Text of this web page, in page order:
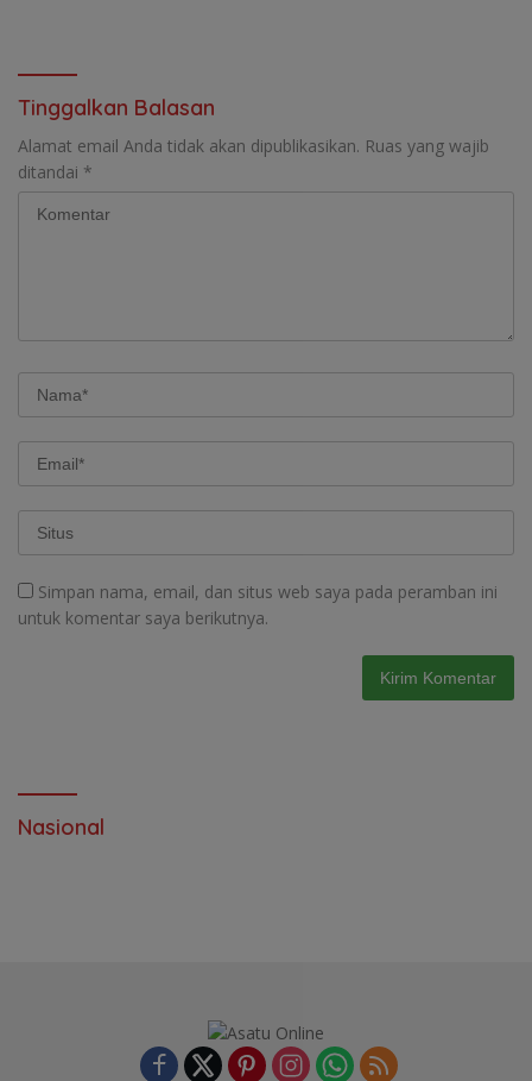
Tinggalkan Balasan
Alamat email Anda tidak akan dipublikasikan. Ruas yang wajib
ditandai *
Simpan nama, email, dan situs web saya pada peramban ini
untuk komentar saya berikutnya.
Nasional